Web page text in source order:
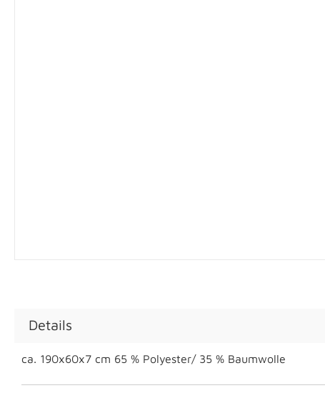
Details
ca. 190x60x7 cm 65 % Polyester/ 35 % Baumwolle